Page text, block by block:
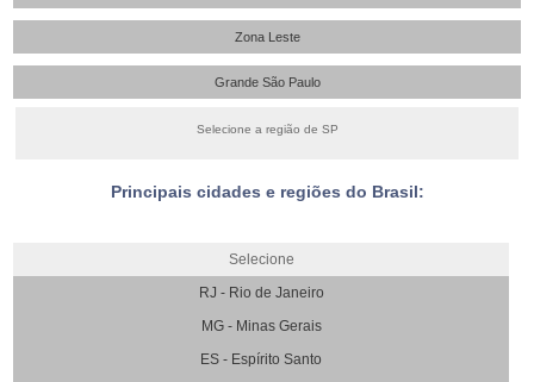
Zona Leste
Grande São Paulo
Selecione a região de SP
Principais cidades e regiões do Brasil:
Selecione
RJ - Rio de Janeiro
MG - Minas Gerais
ES - Espírito Santo